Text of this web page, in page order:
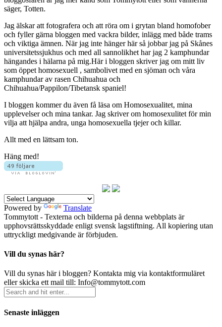
säger, Totten.
Jag älskar att fotografera och att röra om i grytan bland homofober
och fyller gärna bloggen med vackra bilder, inlägg med både trams
och viktiga ämnen. När jag inte hänger här så jobbar jag på Skånes
universitetssjukhus och med all sannolikhet har jag 2 kamphundar
hängandes i hälarna på mig.Här i bloggen skriver jag om mitt liv
som öppet homosexuell , sambolivet med en sjöman och våra
kamphundar av rasen Chihuahua och
Chihuahua/Pappilon/Tibetansk spaniel!
I bloggen kommer du även få läsa om Homosexualitet, mina
upplevelser och mina tankar. Jag skriver om homosexulitet för min
vilja att hjälpa andra, unga homosexuella tjejer och killar.
Allt med en lättsam ton.
Häng med!
Powered by
Translate
Tommytott - Texterna och bilderna på denna webbplats är
upphovsrättsskyddade enligt svensk lagstiftning. All kopiering utan
uttryckligt medgivande är förbjuden.
Vill du synas här?
Vill du synas här i bloggen? Kontakta mig via kontaktformuläret
eller skicka ett mail till: Info@tommytott.com
Senaste inläggen